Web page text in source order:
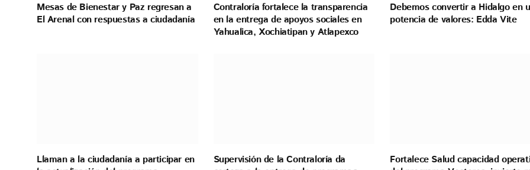
Mesas de Bienestar y Paz regresan a
El Arenal con respuestas a ciudadanía
Contraloría fortalece la transparencia
en la entrega de apoyos sociales en
Yahualica, Xochiatipan y Atlapexco
Debemos convertir a Hidalgo en
potencia de valores: Edda Vite
Llaman a la ciudadanía a participar en
Supervisión de la Contraloría da
Fortalece Salud capacidad